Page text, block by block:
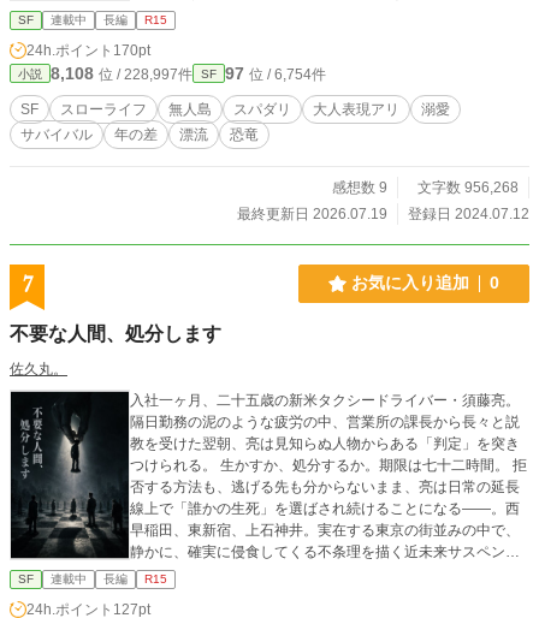
ンチ！ しかし岳人はアウトドア業界ではサバイバルマスタ
ーの通り名で有名なサバイバルの専門家だった。 ありあわ
せの材料で筏を作り、漂流物で筏を補強し、雨水を集め、太
陽熱で真水を蒸留し、プランクトンでビタミンを補給し、捕
まえた魚を保存食に加工し……なんとか生き延びようと創意
工夫する岳人と美岬。 大海原の筏というある意味密室空間
で共に過ごし、語り合い、力を合わせて極限状態に立ち向か
二人は絶体絶命のピンチを生き延びて社会復帰することがで
達成、最高週間2位、月間3位の実績あり。
SF 連載中 長編 R15
24h.ポイント 170pt
小説 8,108 位 / 228,997件 SF 97 位 / 6,754件
SF スローライフ 無人島 スパダリ 大人表現アリ
溺愛
サバイバル
年の差 漂流 恐竜
感想数 9
文字数 956,268
最終更新日 2026.07.19
登録日 2024.07.12
7 お気に入り追加 0
不要な人間、処分します
佐久丸。
入社一ヶ月、二十五歳の新米タクシードライバー・須藤亮。
隔日勤務の泥のような疲労の中、営業所の課長から長々と説
教を受けた翌朝、亮は見知らぬ人物からある「判定」を突き
つけられる。 生かすか、処分するか。期限は七十二時間。 拒
否する方法も、逃げる先も分からないまま、亮は日常の延長
線上で「誰かの生死」を選ばされ続けることになる——。西
早稲田、東新宿、上石神井。実在する東京の街並みの中で、
静かに、確実に侵食してくる不条理を描く近未来サスペン
ス。
SF 連載中 長編 R15
24h.ポイント 127pt